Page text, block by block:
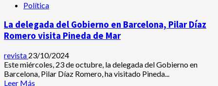
El
de
Mataró
se
amplía
con
dos
nuevos
Política
La delegada del Gobierno en Barcelona, ​​Pilar Díaz
Romero visita Pineda de Mar
revista 23/10/2024
Este miércoles, 23 de octubre, la delegada del Gobierno en
Barcelona, ​​Pilar Díaz Romero, ha visitado Pineda...
Leer Más